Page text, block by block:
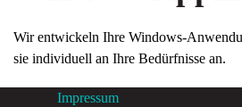
Wir entwickeln Ihre Windows-
sie individuell an Ihre Bedürfnisse an.
Impressum